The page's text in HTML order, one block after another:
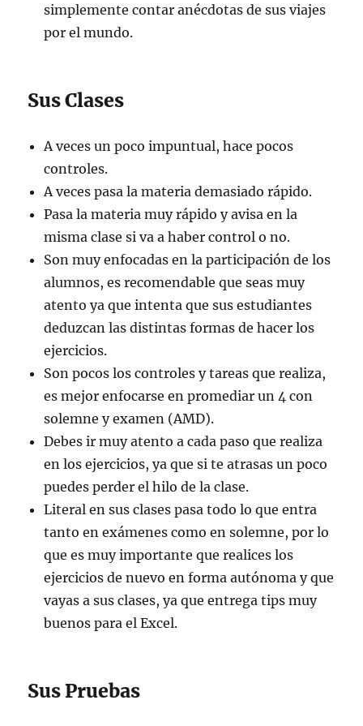
simplemente contar anécdotas de sus viajes
por el mundo.
Sus Clases
A veces un poco impuntual, hace pocos
controles.
A veces pasa la materia demasiado rápido.
Pasa la materia muy rápido y avisa en la
misma clase si va a haber control o no.
Son muy enfocadas en la participación de los
alumnos, es recomendable que seas muy
atento ya que intenta que sus estudiantes
deduzcan las distintas formas de hacer los
ejercicios.
Son pocos los controles y tareas que realiza,
es mejor enfocarse en promediar un 4 con
solemne y examen (AMD).
Debes ir muy atento a cada paso que realiza
en los ejercicios, ya que si te atrasas un poco
puedes perder el hilo de la clase.
Literal en sus clases pasa todo lo que entra
tanto en exámenes como en solemne, por lo
que es muy importante que realices los
ejercicios de nuevo en forma autónoma y que
vayas a sus clases, ya que entrega tips muy
buenos para el Excel.
Sus Pruebas